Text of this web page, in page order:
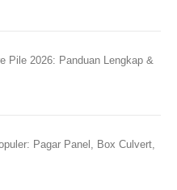
Pile 2026: Panduan Lengkap &
Pagar Panel, Box Culvert,